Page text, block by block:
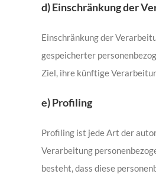
d) Einschränkung der
Einschränkung der
gespeicherter
Ziel, ihre künftige
e) Profiling
Profiling ist jede Art der
Verarbeitung
besteht, dass diese